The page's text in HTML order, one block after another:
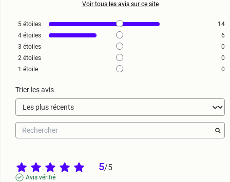
Voir tous les avis sur ce site
5 étoiles
14
4 étoiles
6
3 étoiles
0
2 étoiles
0
1 étoile 0
Trier les avis
5/5
Avis vérifié